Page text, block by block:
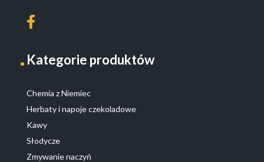
Kategorie produktów
Chemia z Niemiec
Herbaty i napoje czekoladowe
Kawy
Słodycze
Zmywanie naczyń